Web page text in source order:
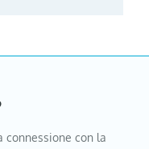
connessione con la